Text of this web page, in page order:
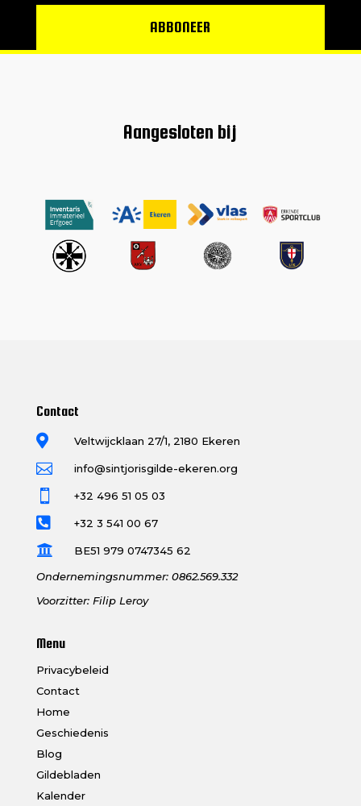
ABBONEER
Aangesloten bij
Contact
 Veltwijcklaan 27/1, 2180 Ekeren
 info@sintjorisgilde-ekeren.org
 +32 496 51 05 03
 +32 3 541 00 67

BE51 979 0747345 62
Ondernemingsnummer: 0862.569.332
Voorzitter: Filip Leroy
Menu
Privacybeleid
Contact
Home
Geschiedenis
Blog
Gildebladen
Kalender